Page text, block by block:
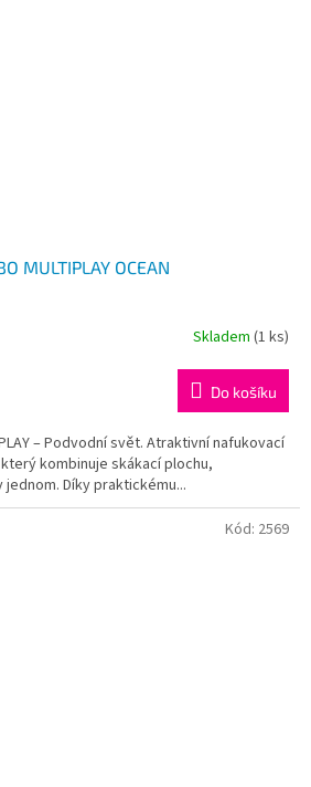
MULTIPLAY OCEAN
Skladem (1 ks)
Do košíku
– Podvodní svět. Atraktivní nafukovací
kombinuje skákací plochu,
Díky praktickému...
Kód: 2569